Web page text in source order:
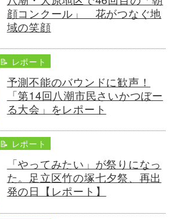
顔コンクール」 花がつなぐ地
域の笑顔
📝 レポート
予測不能のバウンドに歓声！
「第14回八潮市民さいかつぼー
る大会」をレポート
📝 レポート
「やってみたい」が祭りになっ
た。足立区竹の塚七夕祭、再出
発の日【レポート】